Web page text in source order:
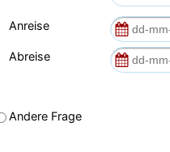
Anreise
Abreise
Andere Frage